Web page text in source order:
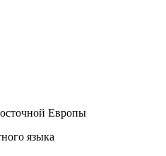
Европы
языка